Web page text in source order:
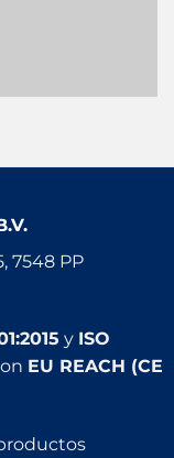
7548 PP
y ISO
EU REACH (CE